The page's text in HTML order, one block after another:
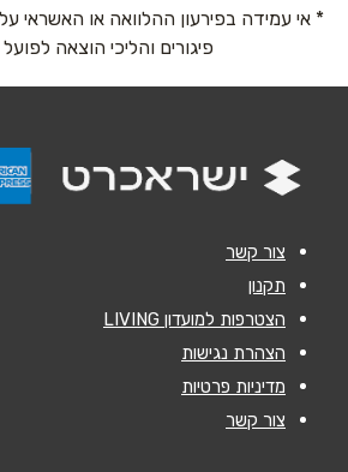
טלפון*
נושא*
הודעה
* אי עמידה בפירעון ההלוואה או האשראי
פיגורים והליכי הוצאה
צור קשר
תקנון
הצטרפות למועדון LIVING
הצהרת נגישות
מדיניות פרטיות
צור קשר